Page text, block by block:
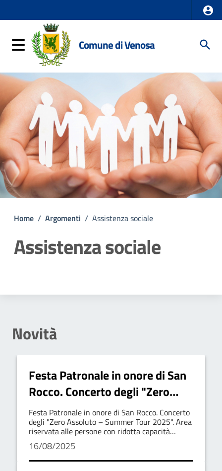
Comune di Venosa
Home / Argomenti / Assistenza sociale
Assistenza sociale
Novità
Festa Patronale in onore di San
Rocco. Concerto degli "Zero
Assoluto – Summer Tour 2025".
Area riservata alle persone con
ridotta capacità motoria.
Festa Patronale in onore di San Rocco. Concerto
degli "Zero Assoluto – Summer Tour 2025". Area
riservata alle persone con ridotta capacità
motoria.
16/08/2025